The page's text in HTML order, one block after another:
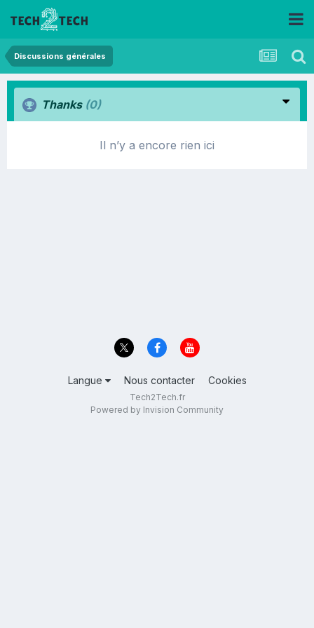
Discussions générales
Thanks (0)
Il n’y a encore rien ici
Langue Nous contacter Cookies
Tech2Tech.fr
Powered by Invision Community